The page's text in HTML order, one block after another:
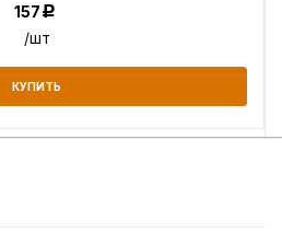
157Р
/шт
КУПИТЬ